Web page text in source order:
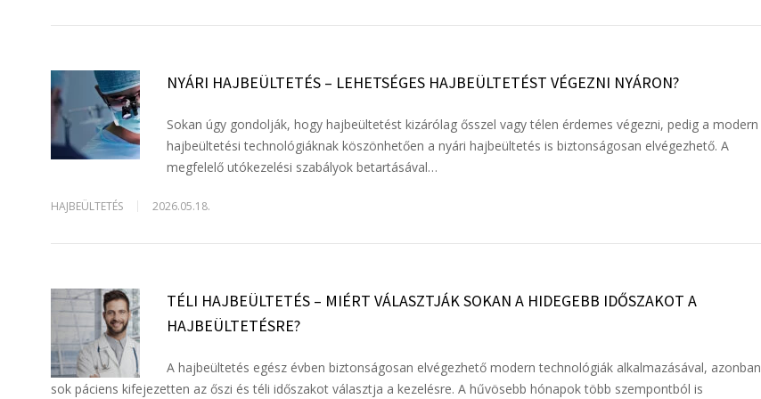
NYÁRI HAJBEÜLTETÉS – LEHETSÉGES HAJBEÜLTETÉST VÉGEZNI NYÁRON?
Sokan úgy gondolják, hogy hajbeültetést kizárólag ősszel vagy télen érdemes végezni, pedig a modern
hajbeültetési technológiáknak köszönhetően a nyári hajbeültetés is biztonságosan elvégezhető. A
megfelelő utókezelési szabályok betartásával…
HAJBEÜLTETÉS 2026.05.18.
TÉLI HAJBEÜLTETÉS – MIÉRT VÁLASZTJÁK SOKAN A HIDEGEBB IDŐSZAKOT A
HAJBEÜLTETÉSRE?
A hajbeültetés egész évben biztonságosan elvégezhető modern technológiák alkalmazásával, azonban
sok páciens kifejezetten az őszi és téli időszakot választja a kezelésre. A hűvösebb hónapok több szempontból is